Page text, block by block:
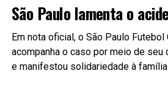
São Paulo lamenta o
Em nota oficial, o São Paulo
acompanha o caso por meio de seu
e manifestou solidariedade à